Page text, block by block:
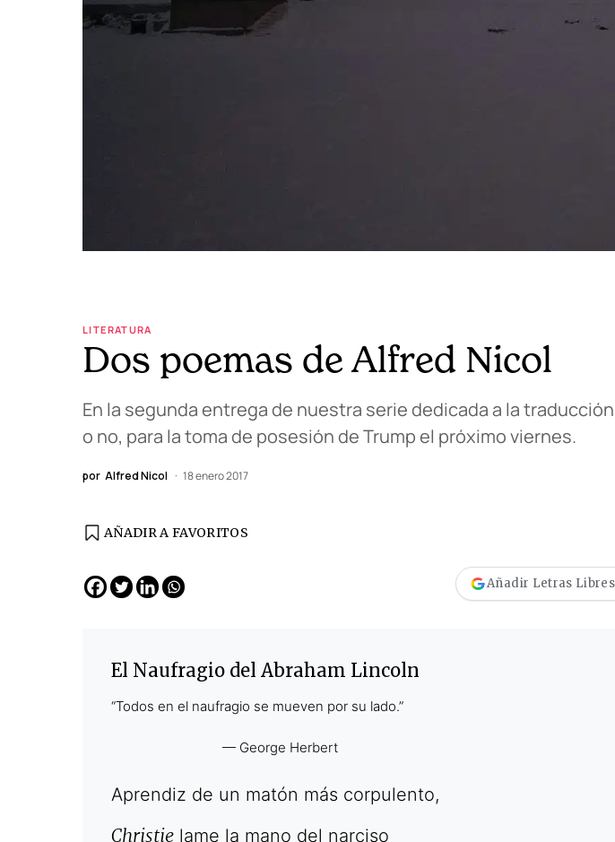
LITERATURA
Dos poemas de Alfred Nicol
En la segunda entrega de nuestra serie dedicada a la
o no, para la toma de posesión de Trump el próximo viernes.
por Alfred Nicol 18 enero 2017
AÑADIR A FAVORITOS
Añadir Letras Libres
El Naufragio del Abraham Lincoln
“Todos en el naufragio se mueven por su lado.”
— George Herbert
Aprendiz de un matón más corpulento,
Christie lame la mano del narciso